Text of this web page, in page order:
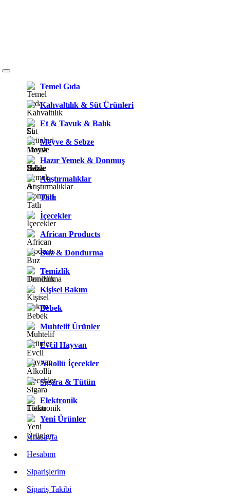
Temel Gıda
Kahvaltılık & Süt Ürünleri
Et & Tavuk & Balık
Meyve & Sebze
Hazır Yemek & Donmuş
Atıştırmalıklar
Tatlı
İçecekler
African Products
Buz & Dondurma
Temizlik
Kişisel Bakım
Bebek
Muhtelif Ürünler
Evcil Hayvan
Alkollü İçecekler
Sigara & Tütün
Elektronik
Yeni Ürünler
Anasayfa
Hesabım
Siparişlerim
Sipariş Takibi